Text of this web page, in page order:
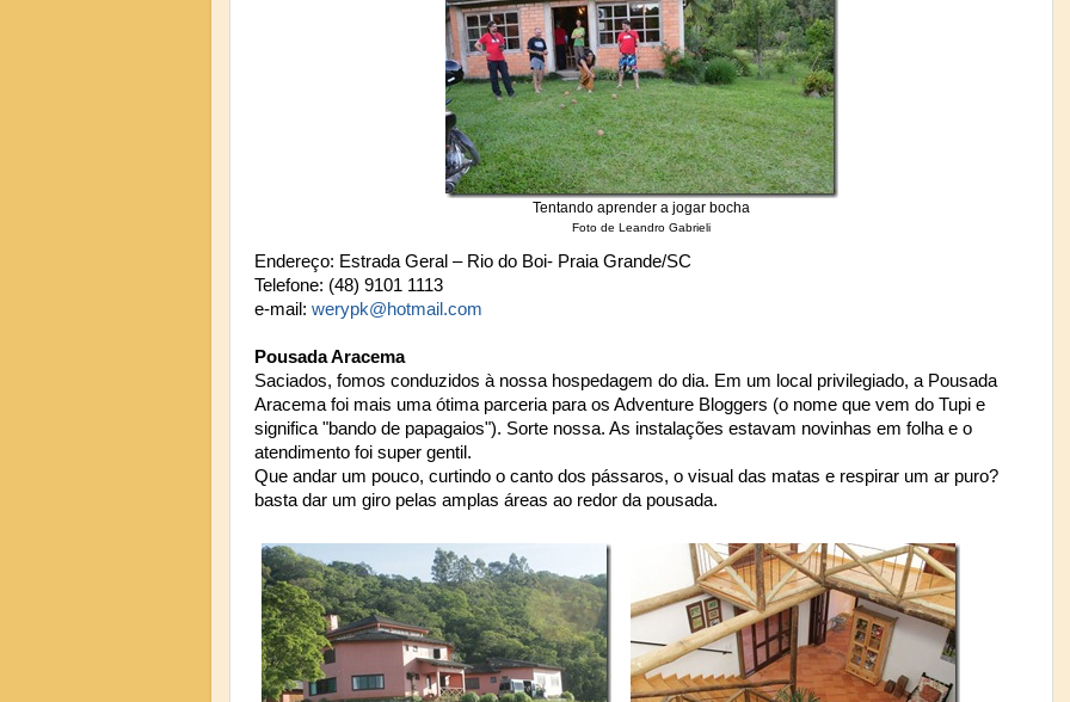
Tentando aprender a jogar bocha
Foto de Leandro Gabrieli
Endereço: Estrada Geral – Rio do Boi- Praia Grande/SC
Telefone: (48) 9101 1113
e-mail: werypk@hotmail.com
Pousada Aracema
Saciados, fomos conduzidos à nossa hospedagem do dia. Em um local privilegiado, a Pousada
Aracema foi mais uma ótima parceria para os Adventure Bloggers (o nome que vem do Tupi e
significa "bando de papagaios"). Sorte nossa. As instalações estavam novinhas em folha e o
atendimento foi super gentil.
Que andar um pouco, curtindo o canto dos pássaros, o visual das matas e respirar um ar puro?
basta dar um giro pelas amplas áreas ao redor da pousada.